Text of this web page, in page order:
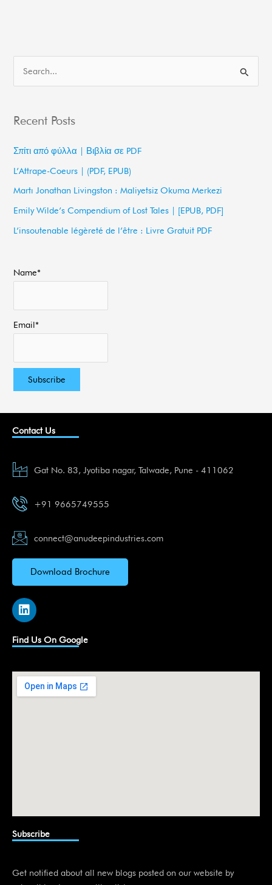
r
r
:
Recent Posts
Σπίτι από φύλλα | Βιβλία σε PDF
L’Attrape-Coeurs | (PDF, EPUB)
Martı Jonathan Livingston : Maliyetsiz Okuma Merkezi
Emily Wilde’s Compendium of Lost Tales | [EPUB, PDF]
L’insoutenable légèreté de l’être : Livre Gratuit PDF
Name*
Email*
Contact Us
Gat No. 83, Jyotiba nagar, Talwade, Pune - 411062
+91 9665749555
connect@anudeepindustries.com
Download Brochure
L
i
k
e
i
n
Find Us On Google
Subscribe
Get notified about all new blogs posted on our website by